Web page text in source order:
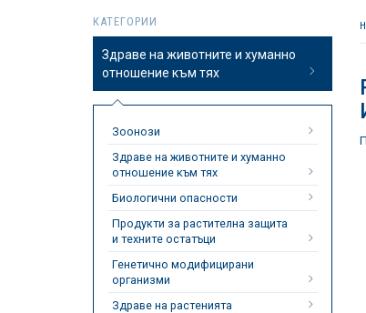
КАТЕГОРИИ
Здраве на животните и хуманно
отношение към тях
Зоонози
Здраве на животните и хуманно
отношение към тях
Биологични опасности
Продукти за растителна защита
и техните остатъци
Генетично модифицирани
организми
Здраве на растенията